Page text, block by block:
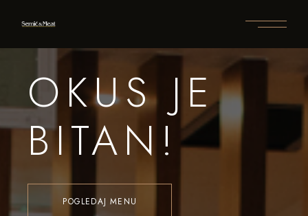
OKUS JE
BITAN!
POGLEDAJ MENU